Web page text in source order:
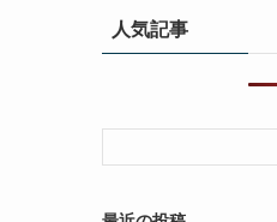
人気記事